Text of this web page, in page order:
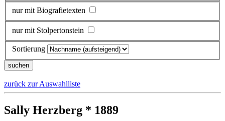
nur mit Biografietexten
nur mit Stolpertonstein
Sortierung
zurück zur Auswahlliste
Sally Herzberg * 1889